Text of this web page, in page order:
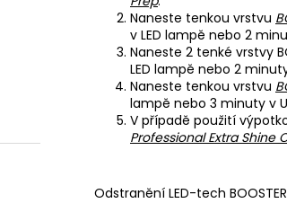
Naneste tenkou vrstvu
v LED lampě nebo 2
Naneste 2 tenké vrstvy
LED lampě nebo 2
Naneste tenkou vrstvu
lampě nebo 3 minuty v
V případě použití
Professional Extra Shine
Odstranění LED-tech